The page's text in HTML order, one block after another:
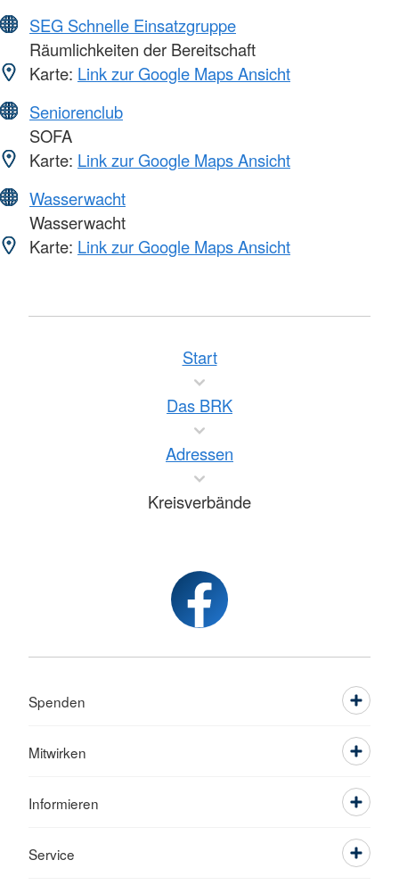
SEG Schnelle Einsatzgruppe
Räumlichkeiten der Bereitschaft
Karte: Link zur Google Maps Ansicht
Seniorenclub
SOFA
Karte: Link zur Google Maps Ansicht
Wasserwacht
Wasserwacht
Karte: Link zur Google Maps Ansicht
Start
Das BRK
Adressen
Kreisverbände
Spenden
Mitwirken
Informieren
Service